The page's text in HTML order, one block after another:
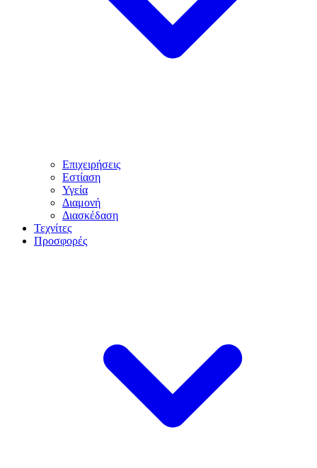
Επιχειρήσεις
Εστίαση
Υγεία
Διαμονή
Διασκέδαση
Τεχνίτες
Προσφορές